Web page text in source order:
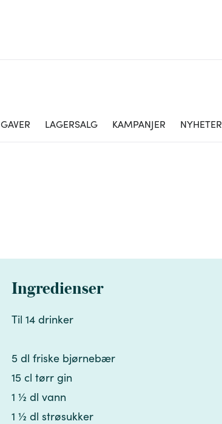
GAVER LAGERSALG KAMPANJER NYHETER
Ingredienser
Til 14 drinker​​​​‌ ‍ ​‍​‍‌‍ ‌ ​‍‌‍‍‌‌‍‌ ‌‍‍‌‌‍ ‍​‍​‍​ ‍‍​‍​‍‌ ​ ‌‍​‌‌‍ ‍‌‍‍‌‌ ‌​‌ ‍‌​‍ ‍‌‍‍‌‌‍ ​‍​‍​‍ ​​‍​‍‌‍‍​‌ ​‍‌‍‌‌‌‍‌‍​‍​‍​ ‍‍​‍​‍‌‍‍​‌ ‌​‌ ‌​‌ ​​‌ ​ ​ ‍‍​‍ ​‍ ‌‍​ ‌‍ ‌‌ ​ ​‍ ‍‌‍​ ‌‍‌‌‌ ​‍‌ ‌‍‌‍‌‌‌ ​‍‌‍​‌​‍ ‍‌ ​ ‌‍‌‌​‍ ‌ ​​‌ ​‍‌‍ ‌‍‌​‌ ‌‌‌‍​ ‌ ‌​‌‍‍‌‌‍ ‌‍ ‍​‍ ‌‍‍‌‌‍ ‍‌ ‌​‌‍‌‌‌‍ ‍‌ ‌​​‍ ‌‍‌‌‌‍‌​‌‍‍‌‌ ‌​​‍ ‌‍ ‌‌‍ ‌‍‌​‌‍‌‌​ ‌‌ ​​‌ ​‍‌‍‌‌‌ ​ ‌‍‌‌‌‍ ‍‌ ‌​‌‍​‌‌ ‌​‌‍‍‌‌‍ ‌‍ ‍​ ‍ ‌‍‍‌‌‍‌​​ ‌‌‍‍‌​ ​‌​ ‍​‌‍ ‍​‍ ‍​ ​‍​ ‍‌​ ‌ ​ ‍‌‌‍‌‍​ ​‍‌‍​‌​ ‌ ​‍ ‌​ ‍​​ ​‍​ ‍‌​ ‌​​‍ ‌​ ‌​‌‍‌​‌‍​ ‌‍​‍​‍ ‌‌‍​‍​ ​​​ ‌‍​ ‍‌​‍ ‌​ ‍​‌‍​‍‌‍​‍​ ‌ ​ ​‌‌‍​‍‌‍‌‌‌‍​ ​ ‌‌​ ​‌​ ‌ ​ ‌‌​‍ ‍‌‍ ‍‌‍ ​ ‍ ‌ ‌​‌ ‍‌‌ ​​‌‍‌‌​ ‌‌ ​​‌‍​‌‌‍‌ ‌‍‌‌​ ‍ ‌ ​​‌‍​‌‌ ‌​‌‍‍​​ ‌‌‍​‍‌‍ ​‌‍ ‌‍​ ‌‍‍ ‌ ​ ​‍‌‌​ ‌‌‌​​‍‌‌ ‌‍‍ ‌‍‌‌‌ ‍‌​‍‌‌​ ​ ‌​‌​​‍‌‌​ ​ ‌​‌​​‍‌‌​ ​‍​ ​‍‌‍​ ​ ‍‌​ ‌​‌‍​‌​ ​​​ ‌​​ ​​​ ‌‌​‍ ‌‌‍​‍​ ‍‌‌‍‌‌​ ​ ​‍ ‌​ ‌​‌‍‌​​ ‌ ​ ​ ​‍ ‌‌‍​‍​ ‌‌​ ‌‌​ ​‍​‍ ‌​ ​​​ ​‍​ ‌​‌‍‌‌​ ‍‌​ ​‌‌‍​ ​ ‌‌​ ​‌​ ‌‌​ ‍​‌‍​‍​‍‌‌​ ​‍​ ​‍​‍‌‌​ ‌‌‌​‌​​‍ ‍‌‍​ ‌‍ ‌‍ ​‌ ‌‌‌‍ ‌‌‍ ‍‌ ​ ​‍‌‌​ ‌‌‌​​‍‌‌ ‌‍‍ ‌‍‌‌‌ ‍‌​‍‌‌​ ​ ‌​‌​​‍‌‌​ ​ ‌​‌​​‍‌‌​ ​‍​ ​‍​ ‌‍​ ‌​​ ‌​​ ‌​‌‍‌‍​ ​‌‌‍​ ‌‍​ ‌‍​‍​ ​‌​ ​‍​ ‍‌​‍‌‌​ ​‍​ ​‍​‍‌‌​ ‌‌‌​‌​​‍ ‍‌‍‍‌‌ ‌​‌‍‌‌‌‍ ‌‌ ​ ​‍‌‌​ ‌‌‌​​‍​ ​​​‍‌‌​ ‌‌‌​‌​​ ‌‍​‍‌‍​‌‌ ​ ‌‍‌‌‌‌‌‌‌ ​‍‌‍ ​​ ‌‌‍‍​‌ ‌​‌ ‌​‌ ​​‌ ​ ​‍‌‌​ ​ ‌​​‌​‍‌‌​ ​‍‌​‌‍​‍‌‌​ ​‍‌​‌‍‌‍​ ‌‍ ‌‌ ​ ​‍ ‍‌‍​ ‌‍‌‌‌ ​‍‌ ‌‍‌‍‌‌‌ ​‍‌‍​‌​‍ ‍‌ ​ ‌‍‌‌​‍‌‍‌‍‍‌‌‍‌​​ ‌‌‍‍‌​ ​‌​ ‍​‌‍ ‍​‍ ‍​ ​‍​ ‍‌​ ‌ ​ ‍‌‌‍‌‍​ ​‍‌‍​‌​ ‌ ​‍ ‌​ ‍​​ ​‍​ ‍‌​ ‌​​‍ ‌​ ‌​‌‍‌​‌‍​ ‌‍​‍​‍ ‌‌‍​‍​ ​​​ ‌‍​ ‍‌​‍ ‌​ ‍​‌‍​‍‌‍​‍​ ‌ ​ ​‌‌‍​‍‌‍‌‌‌‍​ ​ ‌‌​ ​‌​ ‌ ​ ‌‌​‍ ‍‌‍ ‍‌‍ ​‍‌‍‌ ‌​‌ ‍‌‌ ​​‌‍‌‌​ ‌‌ ​​‌‍​‌‌‍‌ ‌‍‌‌​‍‌‍‌ ​​‌‍​‌‌ ‌​‌‍‍​​ ‌‌‍​‍‌‍ ​‌‍ ‌‍​ ‌‍‍ ‌ ​ ​‍‌‌​ ‌‌‌​​‍‌‌ ‌‍‍ ‌‍‌‌‌ ‍‌​‍‌‌​ ​ ‌​‌​​‍‌‌​ ​ ‌​‌​​‍‌‌​ ​‍​ ​‍‌‍​ ​ ‍‌​ ‌​‌‍​‌​ ​​​ ‌​​ ​​​ ‌‌​‍ ‌‌‍​‍​ ‍‌‌‍‌‌​ ​ ​‍ ‌​ ‌​‌‍‌​​ ‌ ​ ​ ​‍ ‌‌‍​‍​ ‌‌​ ‌‌​ ​‍​‍ ‌​ ​​​ ​‍​ ‌​‌‍‌‌​ ‍‌​ ​‌‌‍​ ​ ‌‌​ ​‌​ ‌‌​ ‍​‌‍​‍​‍‌‌​ ​‍​ ​‍​‍‌‌​ ‌‌‌​‌​​‍ ‍‌‍​ ‌‍ ‌‍ ​‌ ‌‌‌‍ ‌‌‍ ‍‌ ​ ​‍‌‌​ ‌‌‌​​‍‌‌ ‌‍‍ ‌‍‌‌‌ ‍‌​‍‌‌​ ​ ‌​‌​​‍‌‌​ ​ ‌​‌​​‍‌‌​ ​‍​ ​‍​ ‌‍​ ‌​​ ‌​​ ‌​‌‍‌‍​ ​‌‌‍​ ‌‍​ ‌‍​‍​ ​‌​ ​‍​ ‍‌​‍‌‌​ ​‍​ ​‍​‍‌‌​ ‌‌‌​‌​​‍ ‍‌‍‍‌‌ ‌​‌‍‌‌‌‍ ‌‌ ​ ​‍‌‌​ ‌‌‌​​‍​ ​​​‍‌‌​ ‌‌‌​‌​​‍‌‍‌ ‌ ‌‍ ‌ ​‍‌‍‍ ‌ ​ ‌ ​​‌‍​‌‌‍​ ‌‍‌‌​ ‌‌ ​​‌ ​‍‌‍ ‌‍‌​‌ ‌‌‌‍​ ‌ ‌​‌‍‍‌‌‍ ‌‍ ‍​‍‌‍‌ ​​‌‍‌‌‌ ​‍‌ ​ ‌ ​​‌‍‌‌‌‍​ ‌ ‌​‌‍‍‌‌ ‌‍‌‍‌‌​ ‌‌ ​​‌ ‌‌‌‍​‍‌‍ ​‌‍‍‌‌ ​ ‌‍‍​‌‍‌‌‌‍‌​​‍​‍‌ ‌
5 dl friske bjørnebær​​​​‌ ‍ ​‍​‍‌‍ ‌ ​‍‌‍‍‌‌‍‌ ‌‍‍‌‌‍ ‍​‍​‍​ ‍‍​‍​‍‌ ​ ‌‍​‌‌‍ ‍‌‍‍‌‌ ‌​‌ ‍‌​‍ ‍‌‍‍‌‌‍ ​‍​‍​‍ ​​‍​‍‌‍‍​‌ ​‍‌‍‌‌‌‍‌‍​‍​‍​ ‍‍​‍​‍‌‍‍​‌ ‌​‌ ‌​‌ ​​‌ ​ ​ ‍‍​‍ ​‍ ‌‍​ ‌‍ ‌‌ ​ ​‍ ‍‌‍​ ‌‍‌‌‌ ​‍‌ ‌‍‌‍‌‌‌ ​‍‌‍​‌​‍ ‍‌ ​ ‌‍‌‌​‍ ‌ ​​‌ ​‍‌‍ ‌‍‌​‌ ‌‌‌‍​ ‌ ‌​‌‍‍‌‌‍ ‌‍ ‍​‍ ‌‍‍‌‌‍ ‍‌ ‌​‌‍‌‌‌‍ ‍‌ ‌​​‍ ‌‍‌‌‌‍‌​‌‍‍‌‌ ‌​​‍ ‌‍ ‌‌‍ ‌‍‌​‌‍‌‌​ ‌‌ ​​‌ ​‍‌‍‌‌‌ ​ ‌‍‌‌‌‍ ‍‌ ‌​‌‍​‌‌ ‌​‌‍‍‌‌‍ ‌‍ ‍​ ‍ ‌‍‍‌‌‍‌​​ ‌‌‍‍‌​ ​‌​ ‍​‌‍ ‍​‍ ‍​ ​‍​ ‍‌​ ‌ ​ ‍‌‌‍‌‍​ ​‍‌‍​‌​ ‌ ​‍ ‌​ ‍​​ ​‍​ ‍‌​ ‌​​‍ ‌​ ‌​‌‍‌​‌‍​ ‌‍​‍​‍ ‌‌‍​‍​ ​​​ ‌‍​ ‍‌​‍ ‌​ ‍​‌‍​‍‌‍​‍​ ‌ ​ ​‌‌‍​‍‌‍‌‌‌‍​ ​ ‌‌​ ​‌​ ‌ ​ ‌‌​‍ ‍‌‍ ‍‌‍ ​ ‍ ‌ ‌​‌ ‍‌‌ ​​‌‍‌‌​ ‌‌ ​​‌‍​‌‌‍‌ ‌‍‌‌​ ‍ ‌ ​​‌‍​‌‌ ‌​‌‍‍​​ ‌‌‍​‍‌‍ ​‌‍ ‌‍​ ‌‍‍ ‌ ​ ​‍‌‌​ ‌‌‌​​‍‌‌ ‌‍‍ ‌‍‌‌‌ ‍‌​‍‌‌​ ​ ‌​‌​​‍‌‌​ ​ ‌​‌​​‍‌‌​ ​‍​ ​‍‌‍​ ​ ‍‌​ ‌​‌‍​‌​ ​​​ ‌​​ ​​​ ‌‌​‍ ‌‌‍​‍​ ‍‌‌‍‌‌​ ​ ​‍ ‌​ ‌​‌‍‌​​ ‌ ​ ​ ​‍ ‌‌‍​‍​ ‌‌​ ‌‌​ ​‍​‍ ‌​ ​​​ ​‍​ ‌​‌‍‌‌​ ‍‌​ ​‌‌‍​ ​ ‌‌​ ​‌​ ‌‌​ ‍​‌‍​‍​‍‌‌​ ​‍​ ​‍​‍‌‌​ ‌‌‌​‌​​‍ ‍‌‍​ ‌‍ ‌‍ ​‌ ‌‌‌‍ ‌‌‍ ‍‌ ​ ​‍‌‌​ ‌‌‌​​‍‌‌ ‌‍‍ ‌‍‌‌‌ ‍‌​‍‌‌​ ​ ‌​‌​​‍‌‌​ ​ ‌​‌​​‍‌‌​ ​‍​ ​‍​ ‌‍​ ‌​​ ‌​​ ‌​‌‍‌‍​ ​‌‌‍​ ‌‍​ ‌‍​‍​ ​‌​ ​‍​ ‍‌​‍‌‌​ ​‍​ ​‍​‍‌‌​ ‌‌‌​‌​​‍ ‍‌‍‍‌‌ ‌​‌‍‌‌‌‍ ‌‌ ​ ​‍‌‌​ ‌‌‌​​‍​ ​‍​‍‌‌​ ‌‌‌​‌​​ ‌‍​‍‌‍​‌‌ ​ ‌‍‌‌‌‌‌‌‌ ​‍‌‍ ​​ ‌‌‍‍​‌ ‌​‌ ‌​‌ ​​‌ ​ ​‍‌‌​ ​ ‌​​‌​‍‌‌​ ​‍‌​‌‍​‍‌‌​ ​‍‌​‌‍‌‍​ ‌‍ ‌‌ ​ ​‍ ‍‌‍​ ‌‍‌‌‌ ​‍‌ ‌‍‌‍‌‌‌ ​‍‌‍​‌​‍ ‍‌ ​ ‌‍‌‌​‍‌‍‌‍‍‌‌‍‌​​ ‌‌‍‍‌​ ​‌​ ‍​‌‍ ‍​‍ ‍​ ​‍​ ‍‌​ ‌ ​ ‍‌‌‍‌‍​ ​‍‌‍​‌​ ‌ ​‍ ‌​ ‍​​ ​‍​ ‍‌​ ‌​​‍ ‌​ ‌​‌‍‌​‌‍​ ‌‍​‍​‍ ‌‌‍​‍​ ​​​ ‌‍​ ‍‌​‍ ‌​ ‍​‌‍​‍‌‍​‍​ ‌ ​ ​‌‌‍​‍‌‍‌‌‌‍​ ​ ‌‌​ ​‌​ ‌ ​ ‌‌​‍ ‍‌‍ ‍‌‍ ​‍‌‍‌ ‌​‌ ‍‌‌ ​​‌‍‌‌​ ‌‌ ​​‌‍​‌‌‍‌ ‌‍‌‌​‍‌‍‌ ​​‌‍​‌‌ ‌​‌‍‍​​ ‌‌‍​‍‌‍ ​‌‍ ‌‍​ ‌‍‍ ‌ ​ ​‍‌‌​ ‌‌‌​​‍‌‌ ‌‍‍ ‌‍‌‌‌ ‍‌​‍‌‌​ ​ ‌​‌​​‍‌‌​ ​ ‌​‌​​‍‌‌​ ​‍​ ​‍‌‍​ ​ ‍‌​ ‌​‌‍​‌​ ​​​ ‌​​ ​​​ ‌‌​‍ ‌‌‍​‍​ ‍‌‌‍‌‌​ ​ ​‍ ‌​ ‌​‌‍‌​​ ‌ ​ ​ ​‍ ‌‌‍​‍​ ‌‌​ ‌‌​ ​‍​‍ ‌​ ​​​ ​‍​ ‌​‌‍‌‌​ ‍‌​ ​‌‌‍​ ​ ‌‌​ ​‌​ ‌‌​ ‍​‌‍​‍​‍‌‌​ ​‍​ ​‍​‍‌‌​ ‌‌‌​‌​​‍ ‍‌‍​ ‌‍ ‌‍ ​‌ ‌‌‌‍ ‌‌‍ ‍‌ ​ ​‍‌‌​ ‌‌‌​​‍‌‌ ‌‍‍ ‌‍‌‌‌ ‍‌​‍‌‌​ ​ ‌​‌​​‍‌‌​ ​ ‌​‌​​‍‌‌​ ​‍​ ​‍​ ‌‍​ ‌​​ ‌​​ ‌​‌‍‌‍​ ​‌‌‍​ ‌‍​ ‌‍​‍​ ​‌​ ​‍​ ‍‌​‍‌‌​ ​‍​ ​‍​‍‌‌​ ‌‌‌​‌​​‍ ‍‌‍‍‌‌ ‌​‌‍‌‌‌‍ ‌‌ ​ ​‍‌‌​ ‌‌‌​​‍​ ​‍​‍‌‌​ ‌‌‌​‌​​‍‌‍‌ ‌ ‌‍ ‌ ​‍‌‍‍ ‌ ​ ‌ ​​‌‍​‌‌‍​ ‌‍‌‌​ ‌‌ ​​‌ ​‍‌‍ ‌‍‌​‌ ‌‌‌‍​ ‌ ‌​‌‍‍‌‌‍ ‌‍ ‍​‍‌‍‌ ​​‌‍‌‌‌ ​‍‌ ​ ‌ ​​‌‍‌‌‌‍​ ‌ ‌​‌‍‍‌‌ ‌‍‌‍‌‌​ ‌‌ ​​‌ ‌‌‌‍​‍‌‍ ​‌‍‍‌‌ ​ ‌‍‍​‌‍‌‌‌‍‌​​‍​‍‌ ‌
15 cl tørr gin​​​​‌ ‍ ​‍​‍‌‍ ‌ ​‍‌‍‍‌‌‍‌ ‌‍‍‌‌‍ ‍​‍​‍​ ‍‍​‍​‍‌ ​ ‌‍​‌‌‍ ‍‌‍‍‌‌ ‌​‌ ‍‌​‍ ‍‌‍‍‌‌‍ ​‍​‍​‍ ​​‍​‍‌‍‍​‌ ​‍‌‍‌‌‌‍‌‍​‍​‍​ ‍‍​‍​‍‌‍‍​‌ ‌​‌ ‌​‌ ​​‌ ​ ​ ‍‍​‍ ​‍ ‌‍​ ‌‍ ‌‌ ​ ​‍ ‍‌‍​ ‌‍‌‌‌ ​‍‌ ‌‍‌‍‌‌‌ ​‍‌‍​‌​‍ ‍‌ ​ ‌‍‌‌​‍ ‌ ​​‌ ​‍‌‍ ‌‍‌​‌ ‌‌‌‍​ ‌ ‌​‌‍‍‌‌‍ ‌‍ ‍​‍ ‌‍‍‌‌‍ ‍‌ ‌​‌‍‌‌‌‍ ‍‌ ‌​​‍ ‌‍‌‌‌‍‌​‌‍‍‌‌ ‌​​‍ ‌‍ ‌‌‍ ‌‍‌​‌‍‌‌​ ‌‌ ​​‌ ​‍‌‍‌‌‌ ​ ‌‍‌‌‌‍ ‍‌ ‌​‌‍​‌‌ ‌​‌‍‍‌‌‍ ‌‍ ‍​ ‍ ‌‍‍‌‌‍‌​​ ‌‌‍‍‌​ ​‌​ ‍​‌‍ ‍​‍ ‍​ ​‍​ ‍‌​ ‌ ​ ‍‌‌‍‌‍​ ​‍‌‍​‌​ ‌ ​‍ ‌​ ‍​​ ​‍​ ‍‌​ ‌​​‍ ‌​ ‌​‌‍‌​‌‍​ ‌‍​‍​‍ ‌‌‍​‍​ ​​​ ‌‍​ ‍‌​‍ ‌​ ‍​‌‍​‍‌‍​‍​ ‌ ​ ​‌‌‍​‍‌‍‌‌‌‍​ ​ ‌‌​ ​‌​ ‌ ​ ‌‌​‍ ‍‌‍ ‍‌‍ ​ ‍ ‌ ‌​‌ ‍‌‌ ​​‌‍‌‌​ ‌‌ ​​‌‍​‌‌‍‌ ‌‍‌‌​ ‍ ‌ ​​‌‍​‌‌ ‌​‌‍‍​​ ‌‌‍​‍‌‍ ​‌‍ ‌‍​ ‌‍‍ ‌ ​ ​‍‌‌​ ‌‌‌​​‍‌‌ ‌‍‍ ‌‍‌‌‌ ‍‌​‍‌‌​ ​ ‌​‌​​‍‌‌​ ​ ‌​‌​​‍‌‌​ ​‍​ ​‍‌‍​ ​ ‍‌​ ‌​‌‍​‌​ ​​​ ‌​​ ​​​ ‌‌​‍ ‌‌‍​‍​ ‍‌‌‍‌‌​ ​ ​‍ ‌​ ‌​‌‍‌​​ ‌ ​ ​ ​‍ ‌‌‍​‍​ ‌‌​ ‌‌​ ​‍​‍ ‌​ ​​​ ​‍​ ‌​‌‍‌‌​ ‍‌​ ​‌‌‍​ ​ ‌‌​ ​‌​ ‌‌​ ‍​‌‍​‍​‍‌‌​ ​‍​ ​‍​‍‌‌​ ‌‌‌​‌​​‍ ‍‌‍​ ‌‍ ‌‍ ​‌ ‌‌‌‍ ‌‌‍ ‍‌ ​ ​‍‌‌​ ‌‌‌​​‍‌‌ ‌‍‍ ‌‍‌‌‌ ‍‌​‍‌‌​ ​ ‌​‌​​‍‌‌​ ​ ‌​‌​​‍‌‌​ ​‍​ ​‍​ ‌‍​ ‌​​ ‌​​ ‌​‌‍‌‍​ ​‌‌‍​ ‌‍​ ‌‍​‍​ ​‌​ ​‍​ ‍‌​‍‌‌​ ​‍​ ​‍​‍‌‌​ ‌‌‌​‌​​‍ ‍‌‍‍‌‌ ‌​‌‍‌‌‌‍ ‌‌ ​ ​‍‌‌​ ‌‌‌​​‍​ ​ ​‍‌‌​ ‌‌‌​‌​​ ‌‍​‍‌‍​‌‌ ​ ‌‍‌‌‌‌‌‌‌ ​‍‌‍ ​​ ‌‌‍‍​‌ ‌​‌ ‌​‌ ​​‌ ​ ​‍‌‌​ ​ ‌​​‌​‍‌‌​ ​‍‌​‌‍​‍‌‌​ ​‍‌​‌‍‌‍​ ‌‍ ‌‌ ​ ​‍ ‍‌‍​ ‌‍‌‌‌ ​‍‌ ‌‍‌‍‌‌‌ ​‍‌‍​‌​‍ ‍‌ ​ ‌‍‌‌​‍‌‍‌‍‍‌‌‍‌​​ ‌‌‍‍‌​ ​‌​ ‍​‌‍ ‍​‍ ‍​ ​‍​ ‍‌​ ‌ ​ ‍‌‌‍‌‍​ ​‍‌‍​‌​ ‌ ​‍ ‌​ ‍​​ ​‍​ ‍‌​ ‌​​‍ ‌​ ‌​‌‍‌​‌‍​ ‌‍​‍​‍ ‌‌‍​‍​ ​​​ ‌‍​ ‍‌​‍ ‌​ ‍​‌‍​‍‌‍​‍​ ‌ ​ ​‌‌‍​‍‌‍‌‌‌‍​ ​ ‌‌​ ​‌​ ‌ ​ ‌‌​‍ ‍‌‍ ‍‌‍ ​‍‌‍‌ ‌​‌ ‍‌‌ ​​‌‍‌‌​ ‌‌ ​​‌‍​‌‌‍‌ ‌‍‌‌​‍‌‍‌ ​​‌‍​‌‌ ‌​‌‍‍​​ ‌‌‍​‍‌‍ ​‌‍ ‌‍​ ‌‍‍ ‌ ​ ​‍‌‌​ ‌‌‌​​‍‌‌ ‌‍‍ ‌‍‌‌‌ ‍‌​‍‌‌​ ​ ‌​‌​​‍‌‌​ ​ ‌​‌​​‍‌‌​ ​‍​ ​‍‌‍​ ​ ‍‌​ ‌​‌‍​‌​ ​​​ ‌​​ ​​​ ‌‌​‍ ‌‌‍​‍​ ‍‌‌‍‌‌​ ​ ​‍ ‌​ ‌​‌‍‌​​ ‌ ​ ​ ​‍ ‌‌‍​‍​ ‌‌​ ‌‌​ ​‍​‍ ‌​ ​​​ ​‍​ ‌​‌‍‌‌​ ‍‌​ ​‌‌‍​ ​ ‌‌​ ​‌​ ‌‌​ ‍​‌‍​‍​‍‌‌​ ​‍​ ​‍​‍‌‌​ ‌‌‌​‌​​‍ ‍‌‍​ ‌‍ ‌‍ ​‌ ‌‌‌‍ ‌‌‍ ‍‌ ​ ​‍‌‌​ ‌‌‌​​‍‌‌ ‌‍‍ ‌‍‌‌‌ ‍‌​‍‌‌​ ​ ‌​‌​​‍‌‌​ ​ ‌​‌​​‍‌‌​ ​‍​ ​‍​ ‌‍​ ‌​​ ‌​​ ‌​‌‍‌‍​ ​‌‌‍​ ‌‍​ ‌‍​‍​ ​‌​ ​‍​ ‍‌​‍‌‌​ ​‍​ ​‍​‍‌‌​ ‌‌‌​‌​​‍ ‍‌‍‍‌‌ ‌​‌‍‌‌‌‍ ‌‌ ​ ​‍‌‌​ ‌‌‌​​‍​ ​ ​‍‌‌​ ‌‌‌​‌​​‍‌‍‌ ‌ ‌‍ ‌ ​‍‌‍‍ ‌ ​ ‌ ​​‌‍​‌‌‍​ ‌‍‌‌​ ‌‌ ​​‌ ​‍‌‍ ‌‍‌​‌ ‌‌‌‍​ ‌ ‌​‌‍‍‌‌‍ ‌‍ ‍​‍‌‍‌ ​​‌‍‌‌‌ ​‍‌ ​ ‌ ​​‌‍‌‌‌‍​ ‌ ‌​‌‍‍‌‌ ‌‍‌‍‌‌​ ‌‌ ​​‌ ‌‌‌‍​‍‌‍ ​‌‍‍‌‌ ​ ‌‍‍​‌‍‌‌‌‍‌​​‍​‍‌ ‌
1 ½ dl vann​​​​‌ ‍ ​‍​‍‌‍ ‌ ​‍‌‍‍‌‌‍‌ ‌‍‍‌‌‍ ‍​‍​‍​ ‍‍​‍​‍‌ ​ ‌‍​‌‌‍ ‍‌‍‍‌‌ ‌​‌ ‍‌​‍ ‍‌‍‍‌‌‍ ​‍​‍​‍ ​​‍​‍‌‍‍​‌ ​‍‌‍‌‌‌‍‌‍​‍​‍​ ‍‍​‍​‍‌‍‍​‌ ‌​‌ ‌​‌ ​​‌ ​ ​ ‍‍​‍ ​‍ ‌‍​ ‌‍ ‌‌ ​ ​‍ ‍‌‍​ ‌‍‌‌‌ ​‍‌ ‌‍‌‍‌‌‌ ​‍‌‍​‌​‍ ‍‌ ​ ‌‍‌‌​‍ ‌ ​​‌ ​‍‌‍ ‌‍‌​‌ ‌‌‌‍​ ‌ ‌​‌‍‍‌‌‍ ‌‍ ‍​‍ ‌‍‍‌‌‍ ‍‌ ‌​‌‍‌‌‌‍ ‍‌ ‌​​‍ ‌‍‌‌‌‍‌​‌‍‍‌‌ ‌​​‍ ‌‍ ‌‌‍ ‌‍‌​‌‍‌‌​ ‌‌ ​​‌ ​‍‌‍‌‌‌ ​ ‌‍‌‌‌‍ ‍‌ ‌​‌‍​‌‌ ‌​‌‍‍‌‌‍ ‌‍ ‍​ ‍ ‌‍‍‌‌‍‌​​ ‌‌‍‍‌​ ​‌​ ‍​‌‍ ‍​‍ ‍​ ​‍​ ‍‌​ ‌ ​ ‍‌‌‍‌‍​ ​‍‌‍​‌​ ‌ ​‍ ‌​ ‍​​ ​‍​ ‍‌​ ‌​​‍ ‌​ ‌​‌‍‌​‌‍​ ‌‍​‍​‍ ‌‌‍​‍​ ​​​ ‌‍​ ‍‌​‍ ‌​ ‍​‌‍​‍‌‍​‍​ ‌ ​ ​‌‌‍​‍‌‍‌‌‌‍​ ​ ‌‌​ ​‌​ ‌ ​ ‌‌​‍ ‍‌‍ ‍‌‍ ​ ‍ ‌ ‌​‌ ‍‌‌ ​​‌‍‌‌​ ‌‌ ​​‌‍​‌‌‍‌ ‌‍‌‌​ ‍ ‌ ​​‌‍​‌‌ ‌​‌‍‍​​ ‌‌‍​‍‌‍ ​‌‍ ‌‍​ ‌‍‍ ‌ ​ ​‍‌‌​ ‌‌‌​​‍‌‌ ‌‍‍ ‌‍‌‌‌ ‍‌​‍‌‌​ ​ ‌​‌​​‍‌‌​ ​ ‌​‌​​‍‌‌​ ​‍​ ​‍‌‍​ ​ ‍‌​ ‌​‌‍​‌​ ​​​ ‌​​ ​​​ ‌‌​‍ ‌‌‍​‍​ ‍‌‌‍‌‌​ ​ ​‍ ‌​ ‌​‌‍‌​​ ‌ ​ ​ ​‍ ‌‌‍​‍​ ‌‌​ ‌‌​ ​‍​‍ ‌​ ​​​ ​‍​ ‌​‌‍‌‌​ ‍‌​ ​‌‌‍​ ​ ‌‌​ ​‌​ ‌‌​ ‍​‌‍​‍​‍‌‌​ ​‍​ ​‍​‍‌‌​ ‌‌‌​‌​​‍ ‍‌‍​ ‌‍ ‌‍ ​‌ ‌‌‌‍ ‌‌‍ ‍‌ ​ ​‍‌‌​ ‌‌‌​​‍‌‌ ‌‍‍ ‌‍‌‌‌ ‍‌​‍‌‌​ ​ ‌​‌​​‍‌‌​ ​ ‌​‌​​‍‌‌​ ​‍​ ​‍​ ‌‍​ ‌​​ ‌​​ ‌​‌‍‌‍​ ​‌‌‍​ ‌‍​ ‌‍​‍​ ​‌​ ​‍​ ‍‌​‍‌‌​ ​‍​ ​‍​‍‌‌​ ‌‌‌​‌​​‍ ‍‌‍‍‌‌ ‌​‌‍‌‌‌‍ ‌‌ ​ ​‍‌‌​ ‌‌‌​​‍​ ‌​​‍‌‌​ ‌‌‌​‌​​ ‌‍​‍‌‍​‌‌ ​ ‌‍‌‌‌‌‌‌‌ ​‍‌‍ ​​ ‌‌‍‍​‌ ‌​‌ ‌​‌ ​​‌ ​ ​‍‌‌​ ​ ‌​​‌​‍‌‌​ ​‍‌​‌‍​‍‌‌​ ​‍‌​‌‍‌‍​ ‌‍ ‌‌ ​ ​‍ ‍‌‍​ ‌‍‌‌‌ ​‍‌ ‌‍‌‍‌‌‌ ​‍‌‍​‌​‍ ‍‌ ​ ‌‍‌‌​‍‌‍‌‍‍‌‌‍‌​​ ‌‌‍‍‌​ ​‌​ ‍​‌‍ ‍​‍ ‍​ ​‍​ ‍‌​ ‌ ​ ‍‌‌‍‌‍​ ​‍‌‍​‌​ ‌ ​‍ ‌​ ‍​​ ​‍​ ‍‌​ ‌​​‍ ‌​ ‌​‌‍‌​‌‍​ ‌‍​‍​‍ ‌‌‍​‍​ ​​​ ‌‍​ ‍‌​‍ ‌​ ‍​‌‍​‍‌‍​‍​ ‌ ​ ​‌‌‍​‍‌‍‌‌‌‍​ ​ ‌‌​ ​‌​ ‌ ​ ‌‌​‍ ‍‌‍ ‍‌‍ ​‍‌‍‌ ‌​‌ ‍‌‌ ​​‌‍‌‌​ ‌‌ ​​‌‍​‌‌‍‌ ‌‍‌‌​‍‌‍‌ ​​‌‍​‌‌ ‌​‌‍‍​​ ‌‌‍​‍‌‍ ​‌‍ ‌‍​ ‌‍‍ ‌ ​ ​‍‌‌​ ‌‌‌​​‍‌‌ ‌‍‍ ‌‍‌‌‌ ‍‌​‍‌‌​ ​ ‌​‌​​‍‌‌​ ​ ‌​‌​​‍‌‌​ ​‍​ ​‍‌‍​ ​ ‍‌​ ‌​‌‍​‌​ ​​​ ‌​​ ​​​ ‌‌​‍ ‌‌‍​‍​ ‍‌‌‍‌‌​ ​ ​‍ ‌​ ‌​‌‍‌​​ ‌ ​ ​ ​‍ ‌‌‍​‍​ ‌‌​ ‌‌​ ​‍​‍ ‌​ ​​​ ​‍​ ‌​‌‍‌‌​ ‍‌​ ​‌‌‍​ ​ ‌‌​ ​‌​ ‌‌​ ‍​‌‍​‍​‍‌‌​ ​‍​ ​‍​‍‌‌​ ‌‌‌​‌​​‍ ‍‌‍​ ‌‍ ‌‍ ​‌ ‌‌‌‍ ‌‌‍ ‍‌ ​ ​‍‌‌​ ‌‌‌​​‍‌‌ ‌‍‍ ‌‍‌‌‌ ‍‌​‍‌‌​ ​ ‌​‌​​‍‌‌​ ​ ‌​‌​​‍‌‌​ ​‍​ ​‍​ ‌‍​ ‌​​ ‌​​ ‌​‌‍‌‍​ ​‌‌‍​ ‌‍​ ‌‍​‍​ ​‌​ ​‍​ ‍‌​‍‌‌​ ​‍​ ​‍​‍‌‌​ ‌‌‌​‌​​‍ ‍‌‍‍‌‌ ‌​‌‍‌‌‌‍ ‌‌ ​ ​‍‌‌​ ‌‌‌​​‍​ ‌​​‍‌‌​ ‌‌‌​‌​​‍‌‍‌ ‌ ‌‍ ‌ ​‍‌‍‍ ‌ ​ ‌ ​​‌‍​‌‌‍​ ‌‍‌‌​ ‌‌ ​​‌ ​‍‌‍ ‌‍‌​‌ ‌‌‌‍​ ‌ ‌​‌‍‍‌‌‍ ‌‍ ‍​‍‌‍‌ ​​‌‍‌‌‌ ​‍‌ ​ ‌ ​​‌‍‌‌‌‍​ ‌ ‌​‌‍‍‌‌ ‌‍‌‍‌‌​ ‌‌ ​​‌ ‌‌‌‍​‍‌‍ ​‌‍‍‌‌ ​ ‌‍‍​‌‍‌‌‌‍‌​​‍​‍‌ ‌
1 ½ dl strøsukker​​​​‌ ‍ ​‍​‍‌‍ ‌ ​‍‌‍‍‌‌‍‌ ‌‍‍‌‌‍ ‍​‍​‍​ ‍‍​‍​‍‌ ​ ‌‍​‌‌‍ ‍‌‍‍‌‌ ‌​‌ ‍‌​‍ ‍‌‍‍‌‌‍ ​‍​‍​‍ ​​‍​‍‌‍‍​‌ ​‍‌‍‌‌‌‍‌‍​‍​‍​ ‍‍​‍​‍‌‍‍​‌ ‌​‌ ‌​‌ ​​‌ ​ ​ ‍‍​‍ ​‍ ‌‍​ ‌‍ ‌‌ ​ ​‍ ‍‌‍​ ‌‍‌‌‌ ​‍‌ ‌‍‌‍‌‌‌ ​‍‌‍​‌​‍ ‍‌ ​ ‌‍‌‌​‍ ‌ ​​‌ ​‍‌‍ ‌‍‌​‌ ‌‌‌‍​ ‌ ‌​‌‍‍‌‌‍ ‌‍ ‍​‍ ‌‍‍‌‌‍ ‍‌ ‌​‌‍‌‌‌‍ ‍‌ ‌​​‍ ‌‍‌‌‌‍‌​‌‍‍‌‌ ‌​​‍ ‌‍ ‌‌‍ ‌‍‌​‌‍‌‌​ ‌‌ ​​‌ ​‍‌‍‌‌‌ ​ ‌‍‌‌‌‍ ‍‌ ‌​‌‍​‌‌ ‌​‌‍‍‌‌‍ ‌‍ ‍​ ‍ ‌‍‍‌‌‍‌​​ ‌‌‍‍‌​ ​‌​ ‍​‌‍ ‍​‍ ‍​ ​‍​ ‍‌​ ‌ ​ ‍‌‌‍‌‍​ ​‍‌‍​‌​ ‌ ​‍ ‌​ ‍​​ ​‍​ ‍‌​ ‌​​‍ ‌​ ‌​‌‍‌​‌‍​ ‌‍​‍​‍ ‌‌‍​‍​ ​​​ ‌‍​ ‍‌​‍ ‌​ ‍​‌‍​‍‌‍​‍​ ‌ ​ ​‌‌‍​‍‌‍‌‌‌‍​ ​ ‌‌​ ​‌​ ‌ ​ ‌‌​‍ ‍‌‍ ‍‌‍ ​ ‍ ‌ ‌​‌ ‍‌‌ ​​‌‍‌‌​ ‌‌ ​​‌‍​‌‌‍‌ ‌‍‌‌​ ‍ ‌ ​​‌‍​‌‌ ‌​‌‍‍​​ ‌‌‍​‍‌‍ ​‌‍ ‌‍​ ‌‍‍ ‌ ​ ​‍‌‌​ ‌‌‌​​‍‌‌ ‌‍‍ ‌‍‌‌‌ ‍‌​‍‌‌​ ​ ‌​‌​​‍‌‌​ ​ ‌​‌​​‍‌‌​ ​‍​ ​‍‌‍​ ​ ‍‌​ ‌​‌‍​‌​ ​​​ ‌​​ ​​​ ‌‌​‍ ‌‌‍​‍​ ‍‌‌‍‌‌​ ​ ​‍ ‌​ ‌​‌‍‌​​ ‌ ​ ​ ​‍ ‌‌‍​‍​ ‌‌​ ‌‌​ ​‍​‍ ‌​ ​​​ ​‍​ ‌​‌‍‌‌​ ‍‌​ ​‌‌‍​ ​ ‌‌​ ​‌​ ‌‌​ ‍​‌‍​‍​‍‌‌​ ​‍​ ​‍​‍‌‌​ ‌‌‌​‌​​‍ ‍‌‍​ ‌‍ ‌‍ ​‌ ‌‌‌‍ ‌‌‍ ‍‌ ​ ​‍‌‌​ ‌‌‌​​‍‌‌ ‌‍‍ ‌‍‌‌‌ ‍‌​‍‌‌​ ​ ‌​‌​​‍‌‌​ ​ ‌​‌​​‍‌‌​ ​‍​ ​‍​ ‌‍​ ‌​​ ‌​​ ‌​‌‍‌‍​ ​‌‌‍​ ‌‍​ ‌‍​‍​ ​‌​ ​‍​ ‍‌​‍‌‌​ ​‍​ ​‍​‍‌‌​ ‌‌‌​‌​​‍ ‍‌‍‍‌‌ ‌​‌‍‌‌‌‍ ‌‌ ​ ​‍‌‌​ ‌‌‌​​‍​ ‌‌​‍‌‌​ ‌‌‌​‌​​ ‌‍​‍‌‍​‌‌ ​ ‌‍‌‌‌‌‌‌‌ ​‍‌‍ ​​ ‌‌‍‍​‌ ‌​‌ ‌​‌ ​​‌ ​ ​‍‌‌​ ​ ‌​​‌​‍‌‌​ ​‍‌​‌‍​‍‌‌​ ​‍‌​‌‍‌‍​ ‌‍ ‌‌ ​ ​‍ ‍‌‍​ ‌‍‌‌‌ ​‍‌ ‌‍‌‍‌‌‌ ​‍‌‍​‌​‍ ‍‌ ​ ‌‍‌‌​‍‌‍‌‍‍‌‌‍‌​​ ‌‌‍‍‌​ ​‌​ ‍​‌‍ ‍​‍ ‍​ ​‍​ ‍‌​ ‌ ​ ‍‌‌‍‌‍​ ​‍‌‍​‌​ ‌ ​‍ ‌​ ‍​​ ​‍​ ‍‌​ ‌​​‍ ‌​ ‌​‌‍‌​‌‍​ ‌‍​‍​‍ ‌‌‍​‍​ ​​​ ‌‍​ ‍‌​‍ ‌​ ‍​‌‍​‍‌‍​‍​ ‌ ​ ​‌‌‍​‍‌‍‌‌‌‍​ ​ ‌‌​ ​‌​ ‌ ​ ‌‌​‍ ‍‌‍ ‍‌‍ ​‍‌‍‌ ‌​‌ ‍‌‌ ​​‌‍‌‌​ ‌‌ ​​‌‍​‌‌‍‌ ‌‍‌‌​‍‌‍‌ ​​‌‍​‌‌ ‌​‌‍‍​​ ‌‌‍​‍‌‍ ​‌‍ ‌‍​ ‌‍‍ ‌ ​ ​‍‌‌​ ‌‌‌​​‍‌‌ ‌‍‍ ‌‍‌‌‌ ‍‌​‍‌‌​ ​ ‌​‌​​‍‌‌​ ​ ‌​‌​​‍‌‌​ ​‍​ ​‍‌‍​ ​ ‍‌​ ‌​‌‍​‌​ ​​​ ‌​​ ​​​ ‌‌​‍ ‌‌‍​‍​ ‍‌‌‍‌‌​ ​ ​‍ ‌​ ‌​‌‍‌​​ ‌ ​ ​ ​‍ ‌‌‍​‍​ ‌‌​ ‌‌​ ​‍​‍ ‌​ ​​​ ​‍​ ‌​‌‍‌‌​ ‍‌​ ​‌‌‍​ ​ ‌‌​ ​‌​ ‌‌​ ‍​‌‍​‍​‍‌‌​ ​‍​ ​‍​‍‌‌​ ‌‌‌​‌​​‍ ‍‌‍​ ‌‍ ‌‍ ​‌ ‌‌‌‍ ‌‌‍ ‍‌ ​ ​‍‌‌​ ‌‌‌​​‍‌‌ ‌‍‍ ‌‍‌‌‌ ‍‌​‍‌‌​ ​ ‌​‌​​‍‌‌​ ​ ‌​‌​​‍‌‌​ ​‍​ ​‍​ ‌‍​ ‌​​ ‌​​ ‌​‌‍‌‍​ ​‌‌‍​ ‌‍​ ‌‍​‍​ ​‌​ ​‍​ ‍‌​‍‌‌​ ​‍​ ​‍​‍‌‌​ ‌‌‌​‌​​‍ ‍‌‍‍‌‌ ‌​‌‍‌‌‌‍ ‌‌ ​ ​‍‌‌​ ‌‌‌​​‍​ ‌‌​‍‌‌​ ‌‌‌​‌​​‍‌‍‌ ‌ ‌‍ ‌ ​‍‌‍‍ ‌ ​ ‌ ​​‌‍​‌‌‍​ ‌‍‌‌​ ‌‌ ​​‌ ​‍‌‍ ‌‍‌​‌ ‌‌‌‍​ ‌ ‌​‌‍‍‌‌‍ ‌‍ ‍​‍‌‍‌ ​​‌‍‌‌‌ ​‍‌ ​ ‌ ​​‌‍‌‌‌‍​ ‌ ‌​‌‍‍‌‌ ‌‍‌‍‌‌​ ‌‌ ​​‌ ‌‌‌‍​‍‌‍ ​‌‍‍‌‌ ​ ‌‍‍​‌‍‌‌‌‍‌​​‍​‍‌ ‌